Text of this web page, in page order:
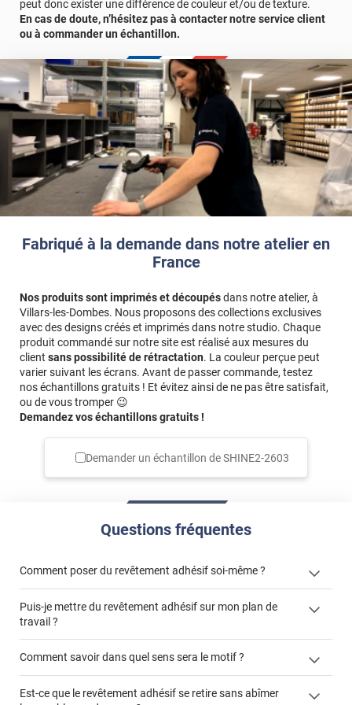
Fabriqué à la demande dans notre atelier en
France
Nos produits sont imprimés et découpésdans notre atelier, à
Villars-les-Dombes. Nous proposons des collections exclusives
avec des designs créés et imprimés dans notre studio. Chaque
produit commandé sur notre site est réalisé aux mesures du
client sans possibilité de rétractation. La couleur perçue peut
varier suivant les écrans. Avant de passer commande, testez
nos échantillons gratuits ! Et évitez ainsi de ne pas être satisfait,
ou de vous tromper 😉
Demandez vos échantillons gratuits !
Demander un échantillon deSHINE2-2603
Questions fréquentes
Comment poser du revêtement adhésif soi-même ?
« Comment poser un revêtement adhésif ? »
Puis-je mettre du revêtement adhésif sur mon plan de
travail ?
"Peut-on installer du
Comment savoir dans quel sens sera le motif ?
Est-ce que le revêtement adhésif se retire sans abîmer
peut donc exister une différence de couleur et/ou de texture.
En cas de doute, n’hésitez pas à contacter notre service client
ou à commander un échantillon.